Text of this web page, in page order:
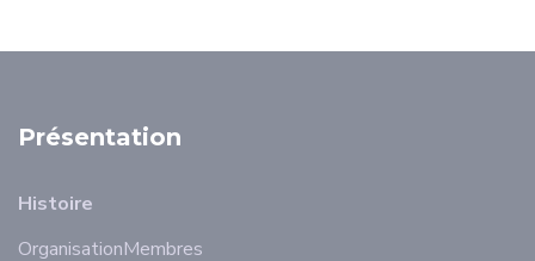
Présentation
Histoire
OrganisationMembres